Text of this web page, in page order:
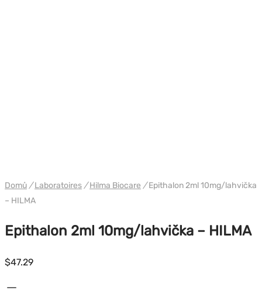
Domů / Laboratoires / Hilma Biocare /Epithalon 2ml 10mg/lahvička
– HILMA
Epithalon 2ml 10mg/lahvička – HILMA
$47.29